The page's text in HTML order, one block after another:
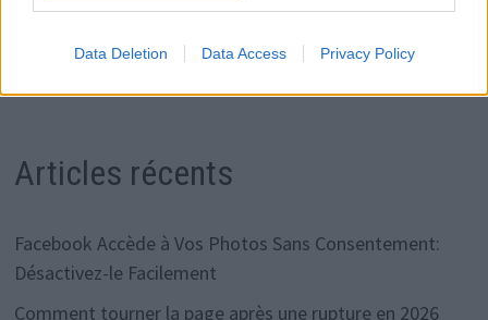
Data Deletion Data Access Privacy Policy
RECHERCHER
Articles récents
Facebook Accède à Vos Photos Sans Consentement:
Désactivez-le Facilement
Comment tourner la page après une rupture en 2026